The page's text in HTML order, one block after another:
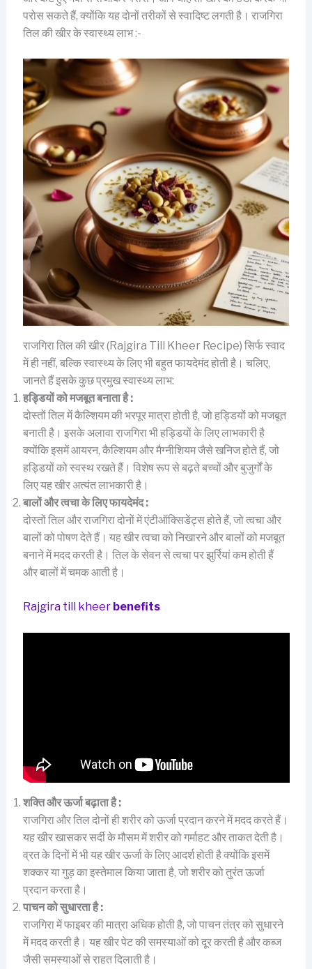
परोस सकते हैं, क्योंकि यह दोनों तरीकों से स्वादिष्ट लगती है। राजगिरा
तिल की खीर के स्वास्थ्य लाभ :-
राजगिरा तिल की खीर (Rajgira Till Kheer Recipe) सिर्फ स्वाद
में ही नहीं, बल्कि स्वास्थ्य के लिए भी बहुत फायदेमंद होती है। चलिए,
जानते हैं इसके कुछ प्रमुख स्वास्थ्य लाभ:
हड्डियों को मजबूत बनाता है :
दोस्तों तिल में कैल्शियम की भरपूर मात्रा होती है, जो हड्डियों को मजबूत
बनाती है। इसके अलावा राजगिरा भी हड्डियों के लिए लाभकारी है
क्योंकि इसमें आयरन, कैल्शियम और मैग्नीशियम जैसे खनिज होते हैं, जो
हड्डियों को स्वस्थ रखते हैं। विशेष रूप से बढ़ते बच्चों और बुजुर्गों के
लिए यह खीर अत्यंत लाभकारी है।
बालों और त्वचा के लिए फायदेमंद :
दोस्तों तिल और राजगिरा दोनों में एंटीऑक्सिडेंट्स होते हैं, जो त्वचा और
बालों को पोषण देते हैं। यह खीर त्वचा को निखारने और बालों को मजबूत
बनाने में मदद करती है। तिल के सेवन से त्वचा पर झुर्रियां कम होती हैं
और बालों में चमक आती है।
Rajgira till kheer benefits
शक्ति और ऊर्जा बढ़ाता है :
राजगिरा और तिल दोनों ही शरीर को ऊर्जा प्रदान करने में मदद करते हैं।
यह खीर खासकर सर्दी के मौसम में शरीर को गर्माहट और ताकत देती है।
व्रत के दिनों में भी यह खीर ऊर्जा के लिए आदर्श होती है क्योंकि इसमें
शक्कर या गुड़ का इस्तेमाल किया जाता है, जो शरीर को तुरंत ऊर्जा
प्रदान करता है।
पाचन को सुधारता है :
राजगिरा में फाइबर की मात्रा अधिक होती है, जो पाचन तंत्र को सुधारने
में मदद करती है। यह खीर पेट की समस्याओं को दूर करती है और कब्ज
जैसी समस्याओं से राहत दिलाती है।